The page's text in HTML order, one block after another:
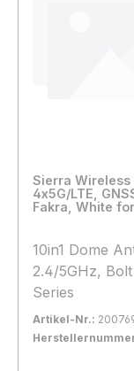
Sierra Wireless
4x5G/LTE,
Fakra, White
10in1 Dome
2.4/5GHz,
Series
Artikel-Nr.: